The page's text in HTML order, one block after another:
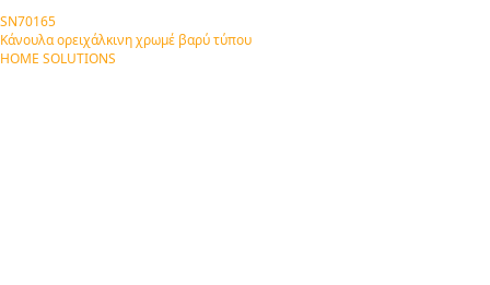
SN70165
Κάνουλα ορειχάλκινη χρωμέ βαρύ τύπου
HOME SOLUTIONS